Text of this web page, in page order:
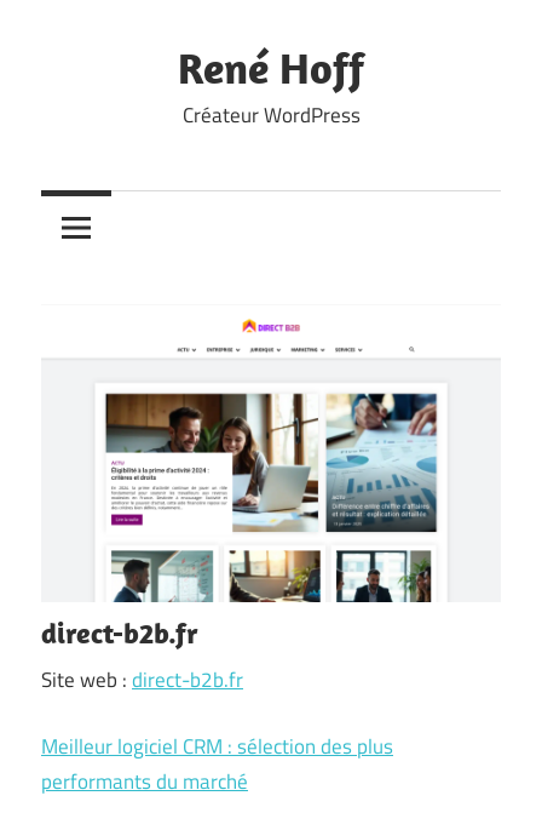
René Hoff
Créateur WordPress
direct-b2b.fr
Site web :direct-b2b.fr
Meilleur logiciel CRM : sélection des plus
performants du marché